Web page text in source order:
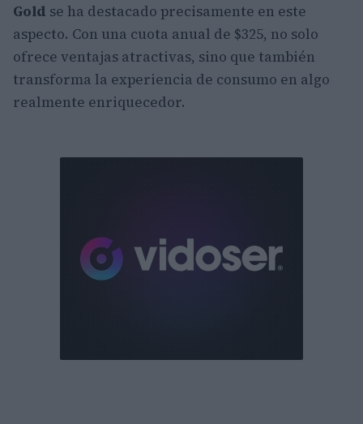
Gold se ha destacado precisamente en este
aspecto. Con una cuota anual de $325, no solo
ofrece ventajas atractivas, sino que también
transforma la experiencia de consumo en algo
realmente enriquecedor.